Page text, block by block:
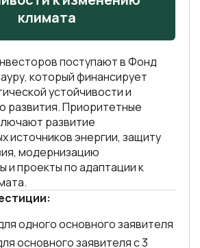
поступают в Фонд
который финансирует
устойчивости и
развитие
источников энергии, защиту
модернизацию
и проекты по адаптации к
одного основного заявителя
основного заявителя с 3
основного заявителя с 4 и
семьи